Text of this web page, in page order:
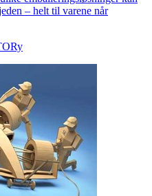
– helt til varene når